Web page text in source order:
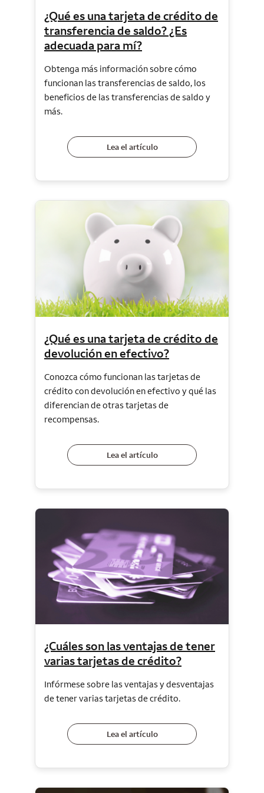
¿Qué es una tarjeta de crédito de
transferencia de saldo? ¿Es
adecuada para mí?
Obtenga más información sobre cómo
funcionan las transferencias de saldo, los
beneficios de las transferencias de saldo y
más.
Lea el artículo
¿Qué es una tarjeta de crédito de
devolución en efectivo?
Conozca cómo funcionan las tarjetas de
crédito con devolución en efectivo y qué las
diferencian de otras tarjetas de
recompensas.
Lea el artículo
¿Cuáles son las ventajas de tener
varias tarjetas de crédito?
Infórmese sobre las ventajas y desventajas
de tener varias tarjetas de crédito.
Lea el artículo